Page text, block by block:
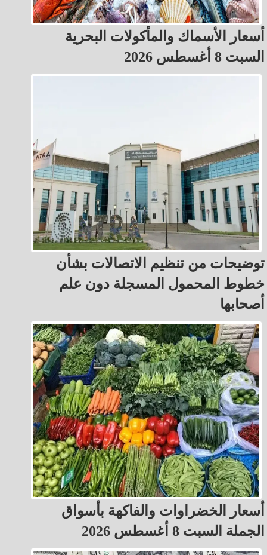
أسعار الأسماك والمأكولات البحرية
السبت 8 أغسطس 2026
توضيحات من تنظيم الاتصالات بشأن
خطوط المحمول المسجلة دون علم
أصحابها
أسعار الخضراوات والفاكهة بأسواق
الجملة السبت 8 أغسطس 2026